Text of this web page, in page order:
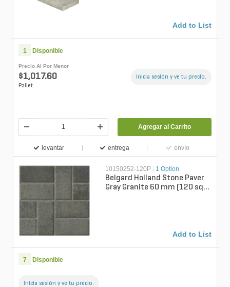
Add to List
1 Disponible
Precio Al Por Menor
$1,017.60
Pallet
Inicia sesión y ve tu precio.
Agregar al Carrito
levantar entrega envío
10150252-120P 1 Option
Belgard Holland Stone Paver
Gray Granite 60 mm (120 sq.
Add to List
7 Disponible
Inicia sesión y ve tu precio.